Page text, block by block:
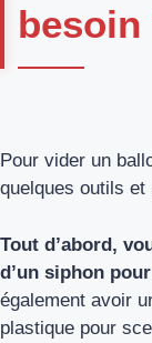
besoin
Pour vider un
quelques outils et
Tout d’abord,
d’un siphon
également avoir
plastique pour